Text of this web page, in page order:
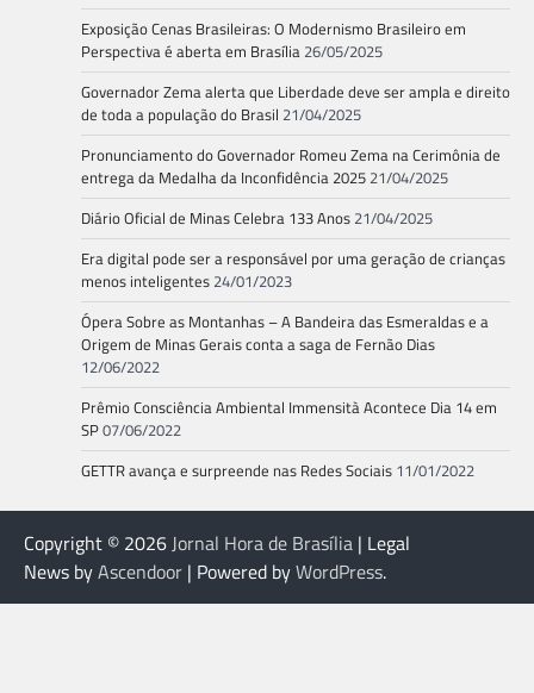
Exposição Cenas Brasileiras: O Modernismo Brasileiro em
Perspectiva é aberta em Brasília 26/05/2025
Governador Zema alerta que Liberdade deve ser ampla e direito
de toda a população do Brasil 21/04/2025
Pronunciamento do Governador Romeu Zema na Cerimônia de
entrega da Medalha da Inconfidência 2025 21/04/2025
Diário Oficial de Minas Celebra 133 Anos 21/04/2025
Era digital pode ser a responsável por uma geração de crianças
menos inteligentes 24/01/2023
Ópera Sobre as Montanhas – A Bandeira das Esmeraldas e a
Origem de Minas Gerais conta a saga de Fernão Dias
12/06/2022
Prêmio Consciência Ambiental Immensità Acontece Dia 14 em
SP07/06/2022
GETTR avança e surpreende nas Redes Sociais 11/01/2022
Copyright © 2026 Jornal Hora de Brasília | Legal
News byAscendoor | Powered byWordPress.